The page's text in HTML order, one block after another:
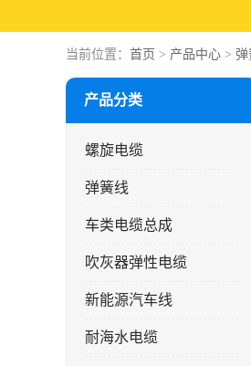
当前位置： 首页 > 产品中心 > 弹
产品分类
螺旋电缆
弹簧线
车类电缆总成
吹灰器弹性电缆
新能源汽车线
耐海水电缆